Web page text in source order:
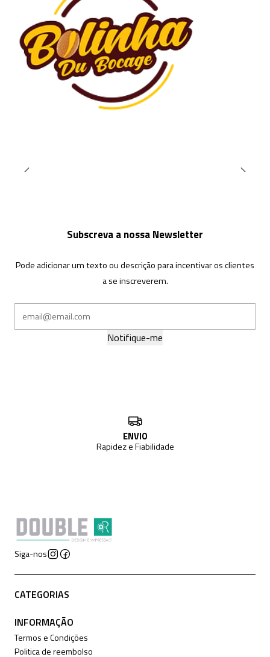
Subscreva a nossa Newsletter
Pode adicionar um texto ou descrição para incentivar os clientes
a se inscreverem.
Notifique-me
ENVIO
Rapidez e Fiabilidade
Siga-nos
CATEGORIAS
INFORMAÇÃO
Termos e Condições
Politica de reembolso